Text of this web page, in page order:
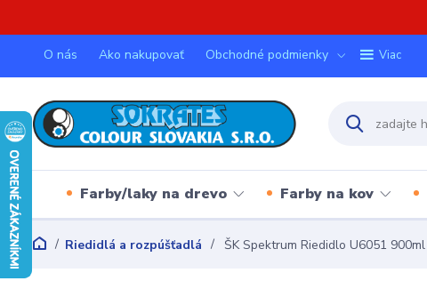
O nás Ako nakupovať Obchodné podmienky Viac
Farby/laky na drevo Farby na kov
Riedidlá a rozpúšťadlá ŠK Spektrum Riedidlo U6051 900ml